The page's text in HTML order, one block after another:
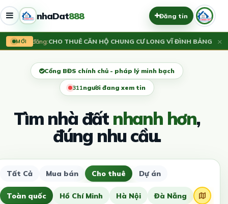
nhaDat888 Đăng tin
MỚI
Vừa đăng:CHO THUÊ CĂN HỘ CHUNG CƯ LONG VĨ ĐÌNH BẢNG_TỪ×
Cổng BĐS chính chủ - pháp lý minh bạch
314người đang xem tin
Tìm nhà đấtnhanh hơn,
đúng nhu cầu.
Tất Cả Mua bán Cho thuê Dự án
Toàn quốc Hồ Chí Minh Hà Nội Đà Nẵng